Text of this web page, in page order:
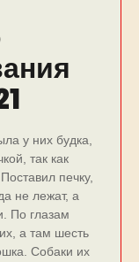
у них будка,
так как
печку,
не лежат, а
По глазам
а там шесть
Собаки их